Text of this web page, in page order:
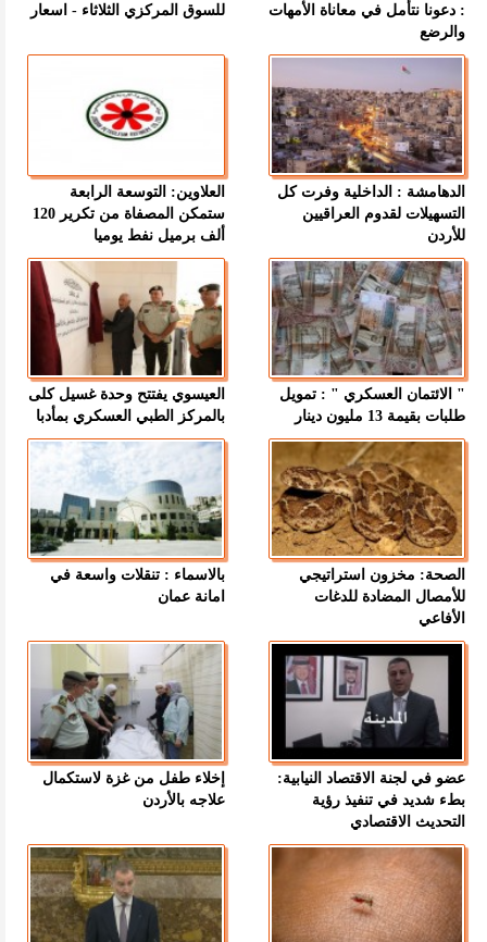
: دعونا نتأمل في معاناة الأمهات
والرضع
للسوق المركزي الثلاثاء - اسعار
الدهامشة : الداخلية وفرت كل
التسهيلات لقدوم العراقيين
للأردن
العلاوين: التوسعة الرابعة
ستمكن المصفاة من تكرير 120
ألف برميل نفط يوميا
" الائتمان العسكري " : تمويل
طلبات بقيمة 13 مليون دينار
العيسوي يفتتح وحدة غسيل كلى
بالمركز الطبي العسكري بمأدبا
الصحة: مخزون استراتيجي
للأمصال المضادة للدغات
الأفاعي
بالاسماء : تنقلات واسعة في
امانة عمان
عضو في لجنة الاقتصاد النيابية:
بطء شديد في تنفيذ رؤية
التحديث الاقتصادي
إخلاء طفل من غزة لاستكمال
علاجه بالأردن